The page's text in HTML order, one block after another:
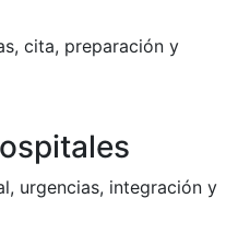
cita, preparación y
urgencias, integración y